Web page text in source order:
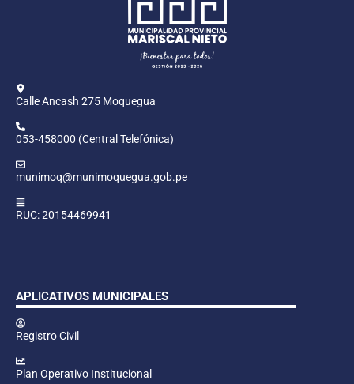
Calle Ancash 275 Moquegua
053-458000 (Central Telefónica)
munimoq@munimoquegua.gob.pe
RUC: 20154469941
APLICATIVOS MUNICIPALES
Registro Civil
Plan Operativo Institucional